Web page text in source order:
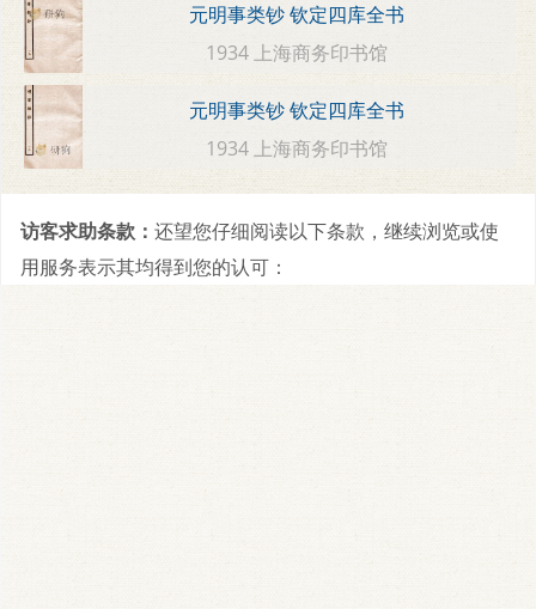
元明事类钞 钦定四库全书
1934 上海商务印书馆
元明事类钞 钦定四库全书
1934 上海商务印书馆
访客求助条款： 还望您仔细阅读以下条款，继续浏览或使
用服务表示其均得到您的认可：